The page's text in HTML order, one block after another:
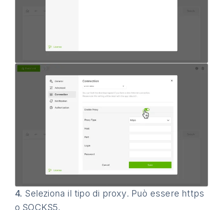
4. Seleziona il tipo di proxy. Può essere https
o SOCKS5.